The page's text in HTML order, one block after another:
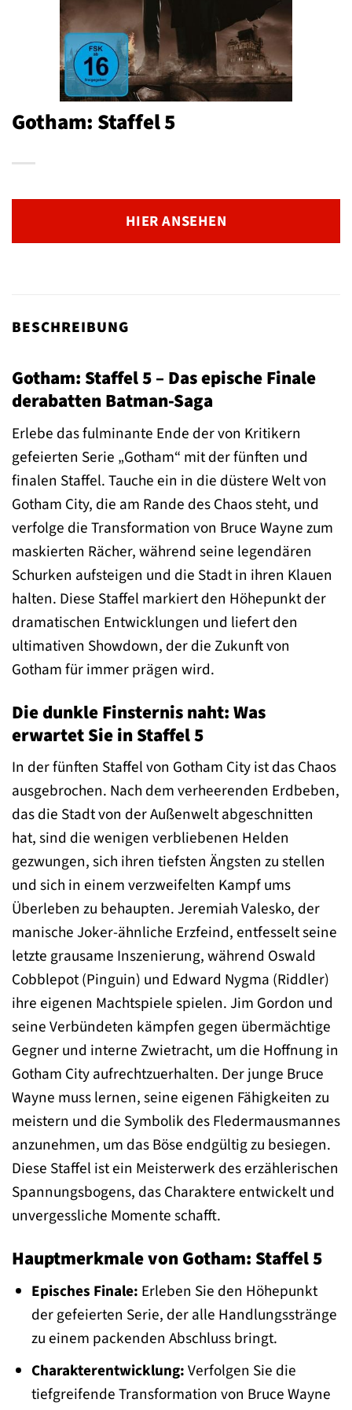
Gotham: Staffel 5
HIER ANSEHEN
BESCHREIBUNG
Gotham: Staffel 5 – Das epische Finale
derabatten Batman-Saga
Erlebe das fulminante Ende der von Kritikern
gefeierten Serie „Gotham“ mit der fünften und
finalen Staffel. Tauche ein in die düstere Welt von
Gotham City, die am Rande des Chaos steht, und
verfolge die Transformation von Bruce Wayne zum
maskierten Rächer, während seine legendären
Schurken aufsteigen und die Stadt in ihren Klauen
halten. Diese Staffel markiert den Höhepunkt der
dramatischen Entwicklungen und liefert den
ultimativen Showdown, der die Zukunft von
Gotham für immer prägen wird.
Die dunkle Finsternis naht: Was
erwartet Sie in Staffel 5
In der fünften Staffel von Gotham City ist das Chaos
ausgebrochen. Nach dem verheerenden Erdbeben,
das die Stadt von der Außenwelt abgeschnitten
hat, sind die wenigen verbliebenen Helden
gezwungen, sich ihren tiefsten Ängsten zu stellen
und sich in einem verzweifelten Kampf ums
Überleben zu behaupten. Jeremiah Valesko, der
manische Joker-ähnliche Erzfeind, entfesselt seine
letzte grausame Inszenierung, während Oswald
Cobblepot (Pinguin) und Edward Nygma (Riddler)
ihre eigenen Machtspiele spielen. Jim Gordon und
seine Verbündeten kämpfen gegen übermächtige
Gegner und interne Zwietracht, um die Hoffnung in
Gotham City aufrechtzuerhalten. Der junge Bruce
Wayne muss lernen, seine eigenen Fähigkeiten zu
meistern und die Symbolik des Fledermausmannes
anzunehmen, um das Böse endgültig zu besiegen.
Diese Staffel ist ein Meisterwerk des erzählerischen
Spannungsbogens, das Charaktere entwickelt und
unvergessliche Momente schafft.
Hauptmerkmale von Gotham: Staffel 5
Episches Finale: Erleben Sie den Höhepunkt
der gefeierten Serie, der alle Handlungsstränge
zu einem packenden Abschluss bringt.
Charakterentwicklung:Verfolgen Sie die
tiefgreifende Transformation von Bruce Wayne